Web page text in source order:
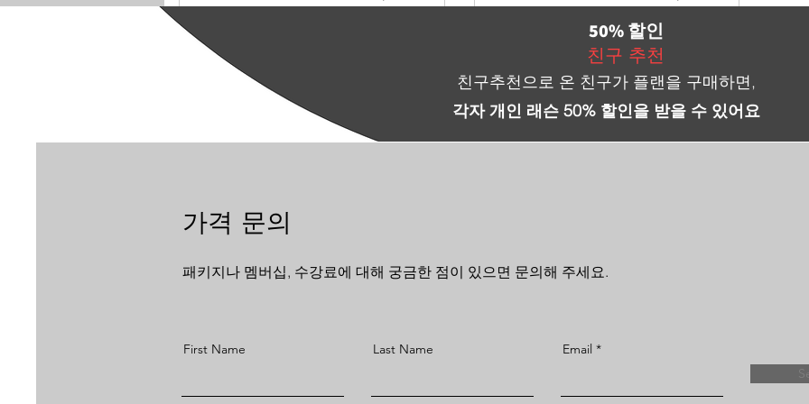
50% 할인
친구 추천
친구추천으로 온 친구가 플랜을 구매하면,
각자 개인 래슨 50% 할인을 받을 수 있어요
가격 문의
패키지나 멤버십, 수강료에 대해 궁금한 점이 있으면 문의해 주세요.
First Name Last Name
Email